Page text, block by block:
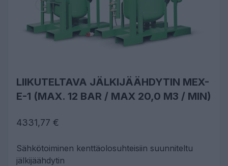
LIIKUTELTAVA JÄLKIJÄÄHDYTIN MEX-
E-1 (MAX. 12 BAR / MAX 20,0 M3 / MIN)
4331,77 €
Sähkötoiminen kenttäolosuhteisiin suunniteltu
jälkijäähdytin